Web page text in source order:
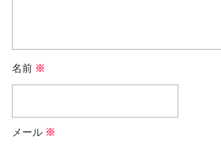
名前 ※
メール ※